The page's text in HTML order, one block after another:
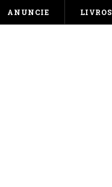
ANUNCIE LIVROS